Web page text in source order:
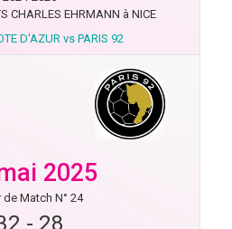
CHARLES EHRMANN à NICE
D'AZUR vs PARIS 92
2025
de Match N° 24
- 28